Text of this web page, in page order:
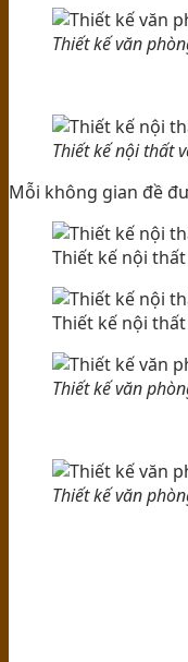
Thiết kế văn
Thiết kế nội thất
Mỗi không gian đề
Thiết kế nội
Thiết kế nội
Thiết kế văn
Thiết kế văn